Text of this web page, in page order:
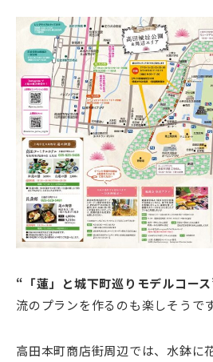
“「蓮」と城下町巡りモデルコー
流のプランを作るのも楽しそうで
高田本町商店街周辺では、水鉢に